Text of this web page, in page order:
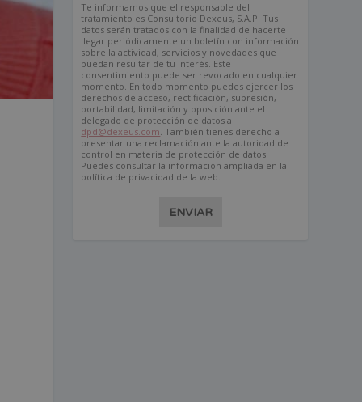
Te informamos que el responsable del
tratamiento es Consultorio Dexeus, S.A.P. Tus
datos serán tratados con la finalidad de hacerte
llegar periódicamente un boletín con información
sobre la actividad, servicios y novedades que
puedan resultar de tu interés. Este
consentimiento puede ser revocado en cualquier
momento. En todo momento puedes ejercer los
derechos de acceso, rectificación, supresión,
portabilidad, limitación y oposición ante el
delegado de protección de datos a
dpd@dexeus.com. También tienes derecho a
presentar una reclamación ante la autoridad de
control en materia de protección de datos.
Puedes consultar la información ampliada en la
política de privacidad de la web.
ENVIAR